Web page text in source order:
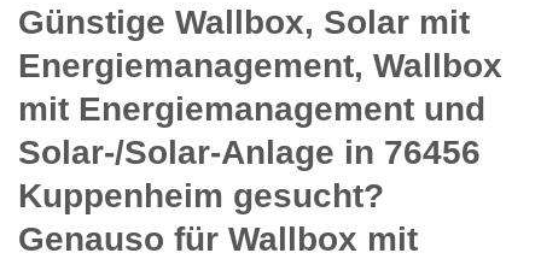
Günstige Wallbox, Solar mit
Energiemanagement, Wallbox
mit Energiemanagement und
Solar-/Solar-Anlage in 76456
Kuppenheim gesucht?
Genauso für Wallbox mit